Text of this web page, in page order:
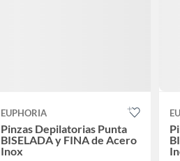
EUPHORIA
Pinzas Depilatorias Punta
BISELADA y FINA de Acero
Inox